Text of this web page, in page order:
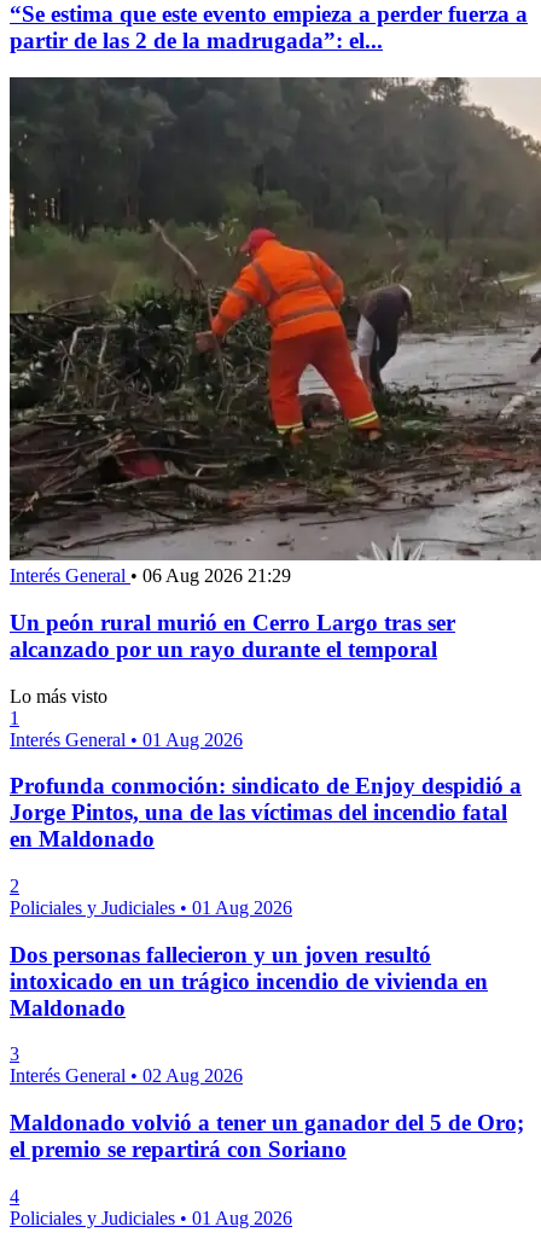
“Se estima que este evento empieza a perder fuerza a
partir de las 2 de la madrugada”: el...
Interés General • 06 Aug 2026 21:29
Un peón rural murió en Cerro Largo tras ser
alcanzado por un rayo durante el temporal
Lo más visto
1
Interés General • 01 Aug 2026
Profunda conmoción: sindicato de Enjoy despidió a
Jorge Pintos, una de las víctimas del incendio fatal
en Maldonado
2
Policiales y Judiciales • 01 Aug 2026
Dos personas fallecieron y un joven resultó
intoxicado en un trágico incendio de vivienda en
Maldonado
3
Interés General • 02 Aug 2026
Maldonado volvió a tener un ganador del 5 de Oro;
el premio se repartirá con Soriano
4
Policiales y Judiciales • 01 Aug 2026